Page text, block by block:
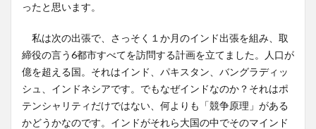
ったと思います。
私は次の出張で、さっそく１か月のインド出張を組み、取
締役の言う6都市すべてを訪問する計画を立てました。人口が
億を超える国。それはインド、パキスタン、バングラディッ
シュ、インドネシアです。でもなぜインドなのか？それはポ
テンシャリティだけではない、何よりも「競争原理」がある
かどうかなのです。インドがそれら大国の中でそのマインド